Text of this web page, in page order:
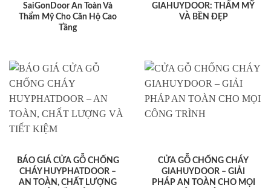
SaiGonDoor An Toàn Và
Thẩm Mỹ Cho Căn Hộ Cao
Tầng
GIAHUYDOOR: THẨM MỸ
VÀ BỀN ĐẸP
BÁO GIÁ CỬA GỖ CHỐNG
CHÁY HUYPHATDOOR –
AN TOÀN, CHẤT LƯỢNG
CỬA GỖ CHỐNG CHÁY
GIAHUYDOOR – GIẢI
PHÁP AN TOÀN CHO MỌI